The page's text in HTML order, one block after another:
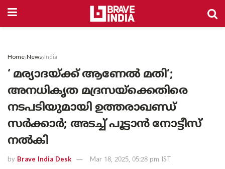
Home News India
‘ മര്യാദയ്ക്ക് ആണേൽ മതി’;
അനധികൃത മദ്രസയ്‌ക്കെതിരെ
നടപടിയുമായി ഉത്തരാഖണ്ഡ്
സർക്കാർ; അടച്ച് പൂട്ടാൻ നോട്ടീസ്
നൽകി
by Brave India Desk Mar 18, 2025, 05:28 pm IST